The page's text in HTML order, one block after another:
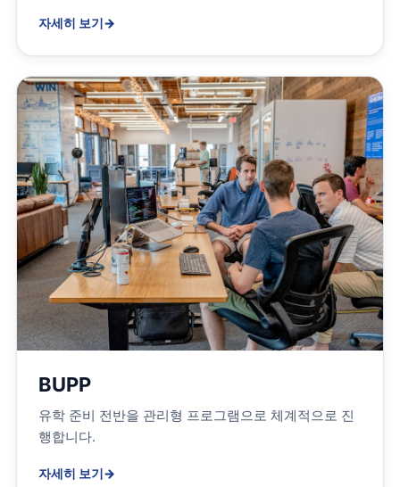
자세히 보기→
BUPP
유학 준비 전반을 관리형 프로그램으로 체계적으로 진
행합니다.
자세히 보기→